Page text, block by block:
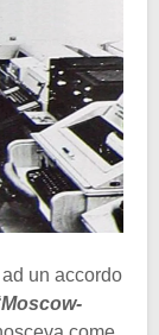
un accordo
Moscow-